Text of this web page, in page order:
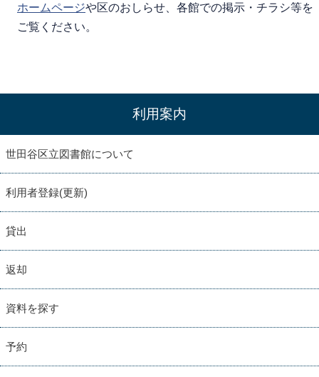
ホームページや区のおしらせ、各館での掲示・チラシ等を
ご覧ください。
利用案内
世田谷区立図書館について
利用者登録(更新)
貸出
返却
資料を探す
予約